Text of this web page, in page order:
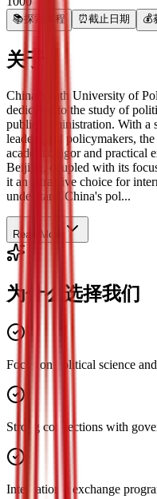
📚探索课程 ⏰截止日期 💰
关于
China Youth University of
dedicated to the study of
public administration. With a
leaders and policymakers,
academic rigor and practical
Beijing, coupled with its
it an attractive choice for
understand China's pol...
Read More
为什么选择我们
Focus on political science
Strong connections with
International exchange